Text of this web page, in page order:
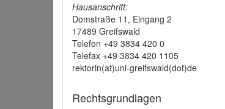
Hausanschrift:
Domstraße 11, Eingang 2
17489 Greifswald
Telefon +49 3834 420 0
Telefax +49 3834 420 1105
rektorin(at)uni-greifswald(dot)de
Rechtsgrundlagen